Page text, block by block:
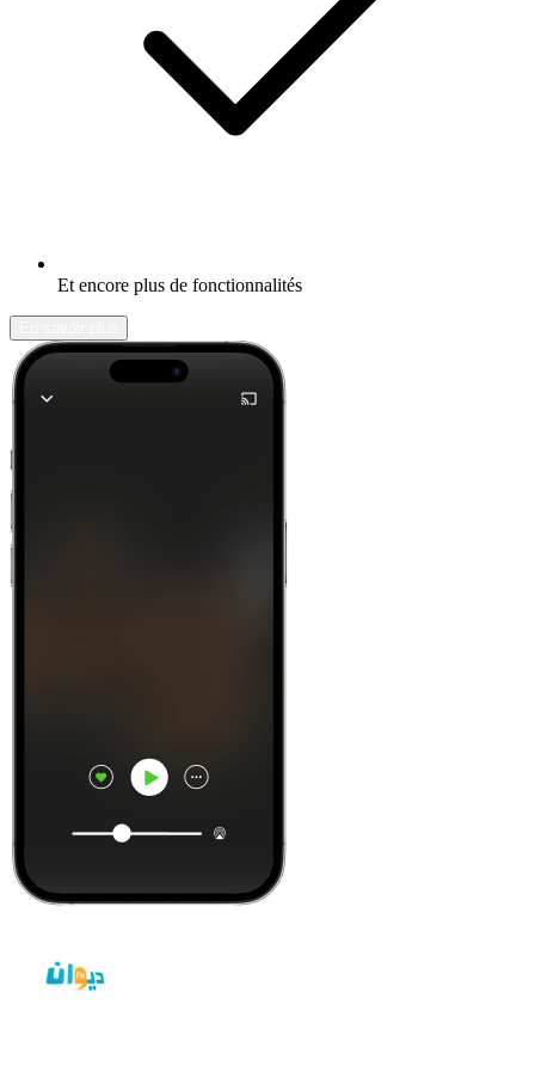
Et encore plus de fonctionnalités